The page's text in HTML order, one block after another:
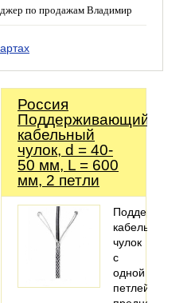
по продажам Владимир
Россия
Поддерживающий
кабельный
чулок, d = 40-
50 мм, L = 600
мм, 2 петли
кабельный
чулок
с
одной
петлей